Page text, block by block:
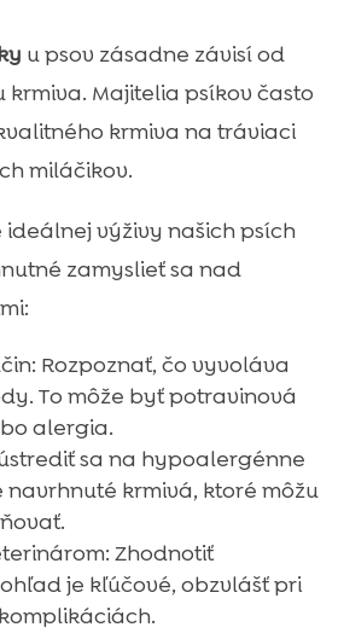
u psov zásadne závisí od
Majitelia psíkov často
krmiva na tráviaci
miláčikov.
výživy našich psích
zamyslieť sa nad
Rozpoznať, čo vyvoláva
To môže byť potravinová
alergia.
sa na hypoalergénne
krmivá, ktoré môžu
Zhodnotiť
je kľúčové, obzvlášť pri